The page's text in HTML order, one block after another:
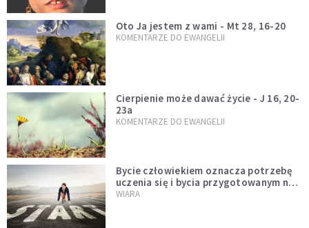
Oto Ja jestem z wami - Mt 28, 16-20
KOMENTARZE DO EWANGELII
Cierpienie może dawać życie - J 16, 20-
23a
KOMENTARZE DO EWANGELII
Bycie człowiekiem oznacza potrzebę
uczenia się i bycia przygotowanym na
nowość każdej sytuacji
WIARA